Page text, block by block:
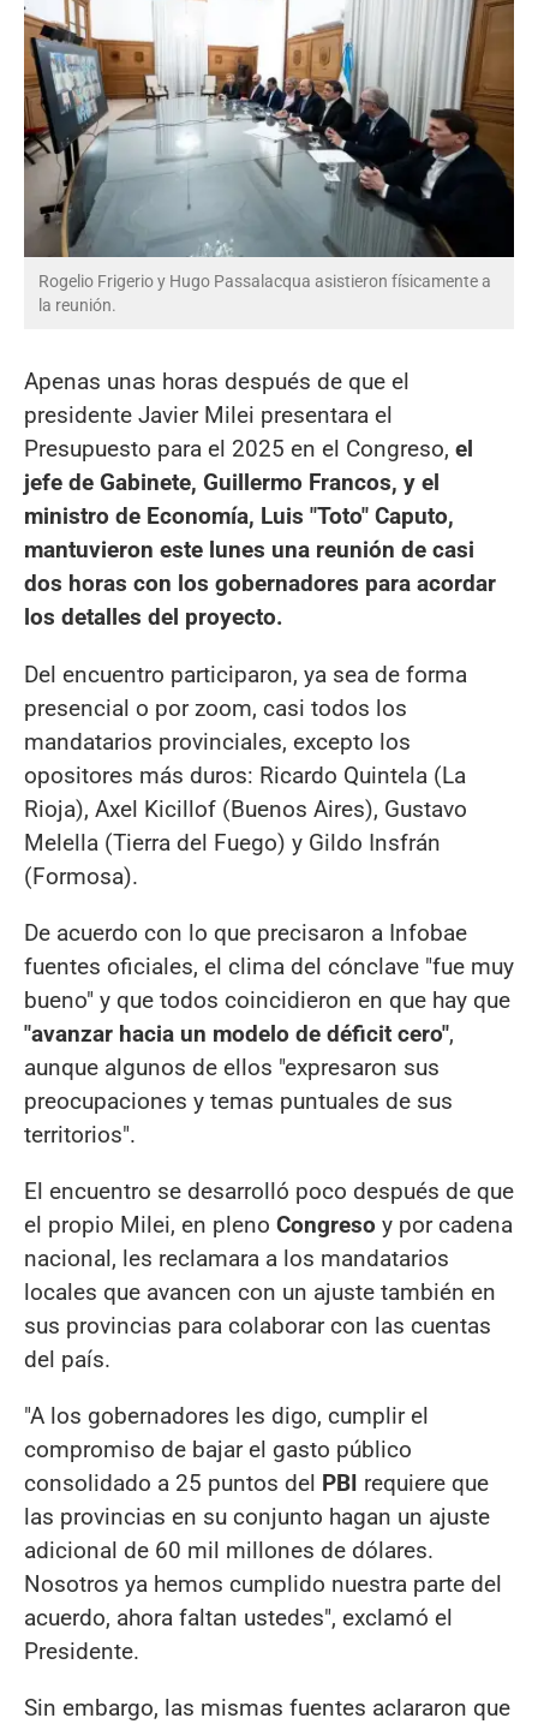
Rogelio Frigerio y Hugo Passalacqua asistieron físicamente a
la reunión.
Apenas unas horas después de que el
presidente Javier Milei presentara el
Presupuesto para el 2025 en el Congreso, el
jefe de Gabinete, Guillermo Francos, y el
ministro de Economía, Luis "Toto" Caputo,
mantuvieron este lunes una reunión de casi
dos horas con los gobernadores para acordar
los detalles del proyecto.
Del encuentro participaron, ya sea de forma
presencial o por zoom, casi todos los
mandatarios provinciales, excepto los
opositores más duros: Ricardo Quintela (La
Rioja), Axel Kicillof (Buenos Aires), Gustavo
Melella (Tierra del Fuego) y Gildo Insfrán
(Formosa).
De acuerdo con lo que precisaron a Infobae
fuentes oficiales, el clima del cónclave "fue muy
bueno" y que todos coincidieron en que hay que
"avanzar hacia un modelo de déficit cero",
aunque algunos de ellos "expresaron sus
preocupaciones y temas puntuales de sus
territorios".
El encuentro se desarrolló poco después de que
el propio Milei, en pleno Congreso y por cadena
nacional, les reclamara a los mandatarios
locales que avancen con un ajuste también en
sus provincias para colaborar con las cuentas
del país.
"A los gobernadores les digo, cumplir el
compromiso de bajar el gasto público
consolidado a 25 puntos del PBI requiere que
las provincias en su conjunto hagan un ajuste
adicional de 60 mil millones de dólares.
Nosotros ya hemos cumplido nuestra parte del
acuerdo, ahora faltan ustedes", exclamó el
Presidente.
Sin embargo, las mismas fuentes aclararon que